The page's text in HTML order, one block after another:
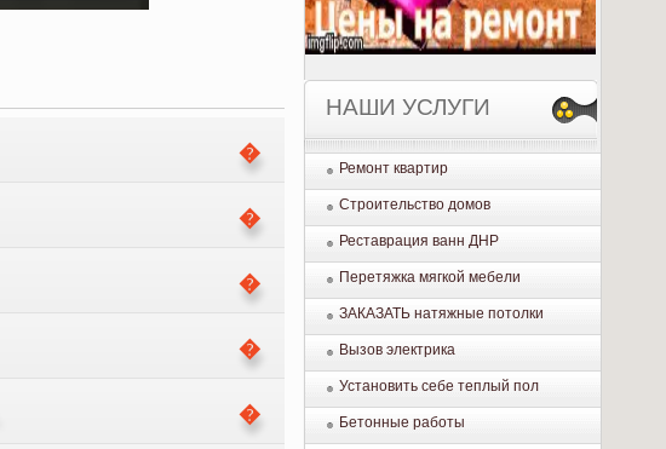
НАШИ УСЛУГИ
Ремонт квартир
Строительство домов
Реставрация ванн ДНР
Перетяжка мягкой мебели
ЗАКАЗАТЬ натяжные потолки
Вызов электрика
Установить себе теплый пол
Бетонные работы